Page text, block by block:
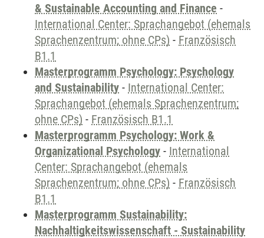
& Sustainable Accounting and Finance -
International Center: Sprachangebot (ehemals
Sprachenzentrum; ohne CPs) - Französisch
B1.1
Masterprogramm Psychology: Psychology
and Sustainability - International Center:
Sprachangebot (ehemals Sprachenzentrum;
ohne CPs) - Französisch B1.1
Masterprogramm Psychology: Work &
Organizational Psychology - International
Center: Sprachangebot (ehemals
Sprachenzentrum; ohne CPs) - Französisch
B1.1
Masterprogramm Sustainability:
Nachhaltigkeitswissenschaft - Sustainability